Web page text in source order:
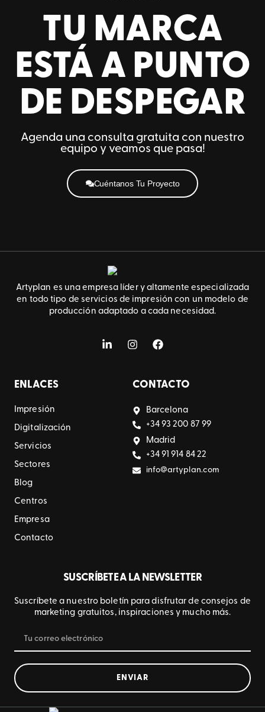
TU MARCA
ESTÁ A PUNTO
DE DESPEGAR
Agenda una consulta gratuita con nuestro
equipo y veamos que pasa!
Cuéntanos Tu Proyecto
Artyplan es una empresa líder y altamente especializada
en todo tipo de servicios de impresión con un modelo de
producción adaptado a cada necesidad.
ENLACES
Impresión
Digitalización
Servicios
Sectores
Blog
Centros
Empresa
Contacto
CONTACTO
Barcelona
+34 93 200 87 99
Madrid
+34 91 914 84 22
info@artyplan.com
SUSCRÍBETE A LA NEWSLETTER
Suscríbete a nuestro boletín para disfrutar de consejos de
marketing gratuitos, inspiraciones y mucho más.
ENVIAR